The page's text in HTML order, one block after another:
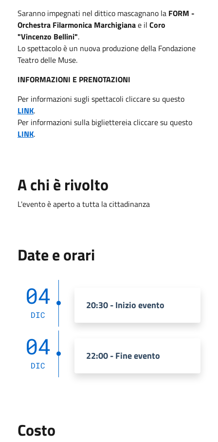
Saranno impegnati nel dittico mascagnano la FORM -
Orchestra Filarmonica Marchigianae il Coro
"Vincenzo Bellini".
Lo spettacolo è un nuova produzione della Fondazione
Teatro delle Muse.
INFORMAZIONI E PRENOTAZIONI
Per informazioni sugli spettacoli cliccare su questo
LINK.
Per informazioni sulla bigliettereia cliccare su questo
LINK.
A chi è rivolto
L'evento è aperto a tutta la cittadinanza
Date e orari
04
DIC
20:30 - Inizio evento
04
DIC
22:00 - Fine evento
Costo